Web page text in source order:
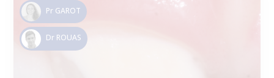
Pr GAROT
Dr ROUAS